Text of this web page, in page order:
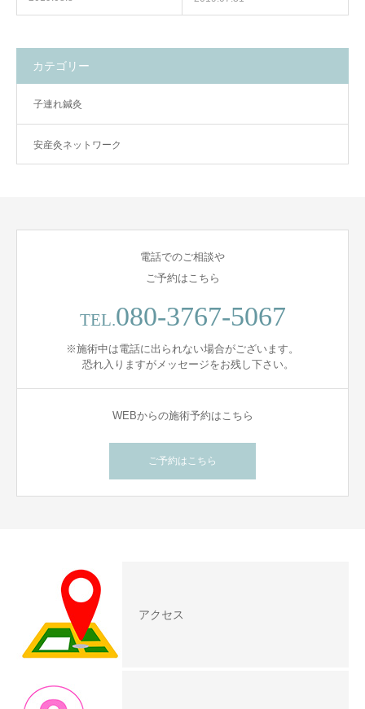
カテゴリー
子連れ鍼灸
安産灸ネットワーク
電話でのご相談や
ご予約はこちら
TEL.080-3767-5067
※施術中は電話に出られない場合がございます。
恐れ入りますがメッセージをお残し下さい。
WEBからの施術予約はこちら
ご予約はこちら
アクセス